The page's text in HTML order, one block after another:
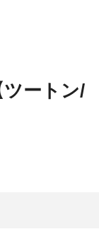
ートン/